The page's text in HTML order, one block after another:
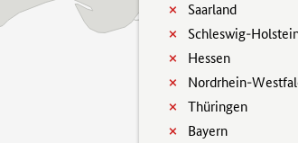
Saarland
Schleswig-
Hessen
Nordrhein-
Thüringen
Bayern